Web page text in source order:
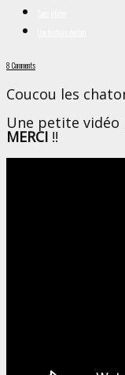
8 Comments
Coucou les
Une petite
MERCI !!